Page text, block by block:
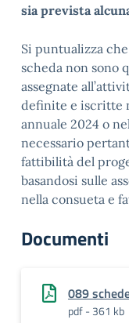
sia prevista
Si puntualizza
scheda non sono
assegnate
definite e iscritte
annuale 2024 o
necessario
fattibilità del
basandosi sulle
nella consueta e
Documenti
089
pdf - 361 kb